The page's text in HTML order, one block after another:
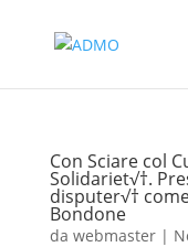
Con Sciare col
Solidariet√†.
disputer√†
Bondone
da webmaster|